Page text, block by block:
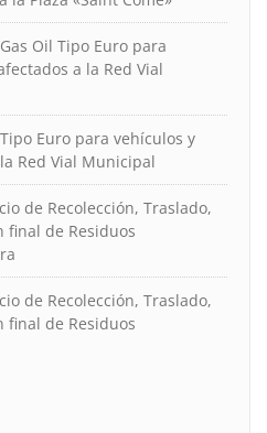
Oil Tipo Euro para
a la Red Vial
Euro para vehículos y
Red Vial Municipal
de Recolección, Traslado,
final de Residuos
de Recolección, Traslado,
final de Residuos